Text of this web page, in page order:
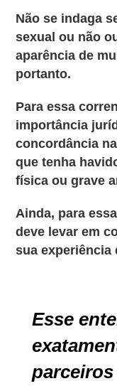
Não se indaga
sexual ou não
aparência de
portanto.
Para essa
importância
concordância
que tenha
física ou grave
Ainda, para
deve levar em
sua experiência
Esse